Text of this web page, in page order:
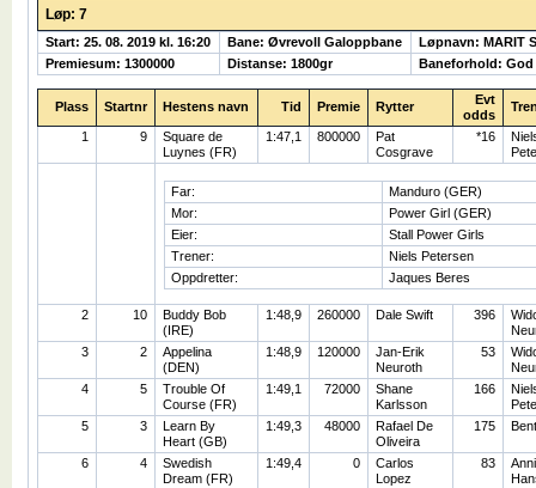
Løp: 7
Start: 25. 08. 2019 kl. 16:20 Bane: Øvrevoll Galoppbane
Løpnavn: MARIT
Premiesum: 1300000
Distanse: 1800gr Baneforhold: God
Plass Startnr Hestens navn Tid Premie Rytter
Evt
odds
1 9
Square de
Luynes (FR)
1:47,1 800000
Pat
Cosgrave
*16
Far:
Manduro (GER)
Mor:
Power Girl (GER)
Eier:
Stall Power Girls
Trener:
Niels Petersen
Oppdretter:
Jaques Beres
2 10
Buddy Bob
(IRE)
1:48,9 260000 Dale Swift 396
3
2
Appelina
(DEN)
1:48,9 120000
Jan-Erik
Neuroth
53
4
5
Trouble Of
Course (FR)
1:49,1 72000
Shane
Karlsson
166
5
3
Learn By
Heart (GB)
1:49,3 48000
Rafael De
Oliveira
175
6 4
Swedish
Dream (FR)
1:49,4 0
Carlos
Lopez
83